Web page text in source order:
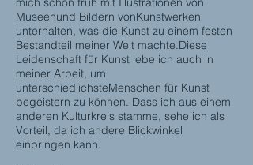
Museenund Bildern vonKunstwerken
unterhalten, was die Kunst zu einem festen
Bestandteil meiner Welt machte.Diese
Leidenschaft für Kunst lebe ich auch in
meiner Arbeit, um
unterschiedlichsteMenschen für Kunst
begeistern zu können. Dass ich aus einem
anderen Kulturkreis stamme, sehe ich als
Vorteil, da ich andere Blickwinkel
einbringen kann.